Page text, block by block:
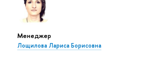
Менеджер
Лощилова Лариса Борисовна